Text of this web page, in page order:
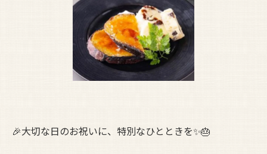
🎉大切な日のお祝いに、特別なひとときを✨🎂